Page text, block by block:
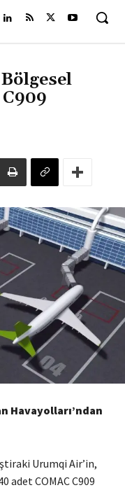
Havayolları’ndan
Urumqi Air’in,
adet COMAC C909